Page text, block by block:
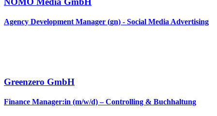
Agency Development Manager (gn) - Social Media Advertising
Greenzero GmbH
Finance Manager:in (m/w/d) – Controlling & Buchhaltung